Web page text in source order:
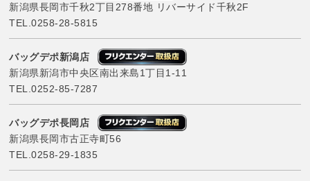
新潟県長岡市千秋2丁目278番地 リバーサイド千秋2F
TEL.0258-28-5815
バッグデポ新潟店
新潟県新潟市中央区南出来島1丁目1-11
TEL.0252-85-7287
バッグデポ長岡店
新潟県長岡市古正寺町56
TEL.0258-29-1835